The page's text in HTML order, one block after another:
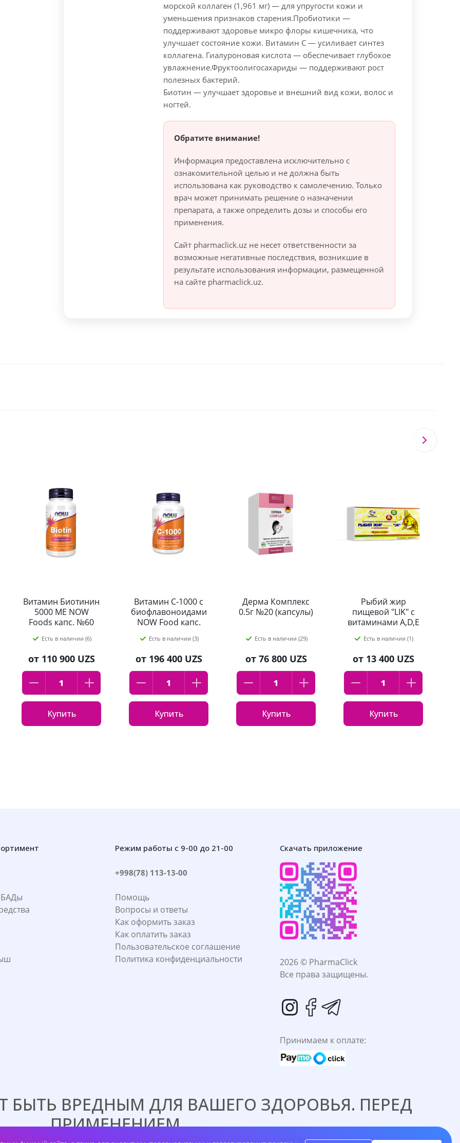
морской коллаген (1,961 мг) — для упругости кожи и
уменьшения признаков старения.Пробиотики —
поддерживают здоровье микро флоры кишечника, что
улучшает состояние кожи. Витамин C — усиливает синтез
коллагена. Гиалуроновая кислота — обеспечивает глубокое
увлажнение.Фруктоолигосахариды — поддерживают рост
полезных бактерий.
Биотин — улучшает здоровье и внешний вид кожи, волос и
ногтей.
Обратите внимание!
Информация предоставлена исключительно с
ознакомительной целью и не должна быть
использована как руководство к самолечению. Только
врач может принимать решение о назначении
препарата, а также определить дозы и способы его
применения.
Сайт pharmaclick.uz не несет ответственности за
возможные негативные последствия, возникшие в
результате использования информации, размещенной
на сайте pharmaclick.uz.
Витамин Биотинин
5000 МЕ NOW
Foods капс. №60
Есть в наличии (6)
от 110 900 UZS
Купить
Витамин С-1000 с
биофлавоноидами
NOW Food капс.
Есть в наличии (3)
от 196 400 UZS
Купить
Дерма Комплекс
0.5г №20 (капсулы)
Есть в наличии (29)
от 76 800 UZS
Купить
Рыбий жир
пищевой "LIK" с
витаминами A,D,E
Есть в наличии (1)
от 13 400 UZS
Купить
Режим работы с 9-00 до 21-00
+998(78) 113-13-00
Помощь
Вопросы и ответы
Как оформить заказ
Как оплатить заказ
Пользовательское соглашение
Политика конфиденциальности
Скачать приложение
2026 © PharmaClick
Все права защищены.
Принимаем к оплате:
БЫТЬ ВРЕДНЫМ ДЛЯ ВАШЕГО ЗДОРОВЬЯ. ПЕРЕД
ПРИМЕНЕНИЕМ